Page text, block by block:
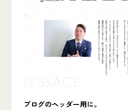
ブログのヘッダー用に。